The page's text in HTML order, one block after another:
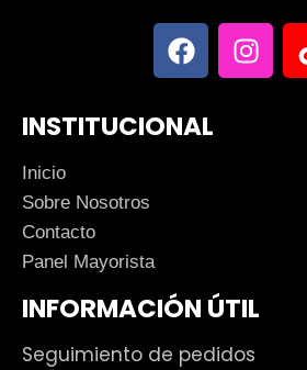
INSTITUCIONAL
Inicio
Sobre Nosotros
Contacto
Panel Mayorista
INFORMACIÓN ÚTIL
Seguimiento de pedidos